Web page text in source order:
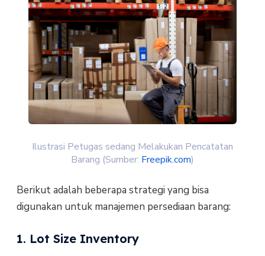
Ilustrasi Petugas sedang Melakukan Pencatatan
Barang (Sumber: Freepik.com)
Berikut adalah beberapa strategi yang bisa
digunakan untuk manajemen persediaan barang:
1. Lot Size Inventory